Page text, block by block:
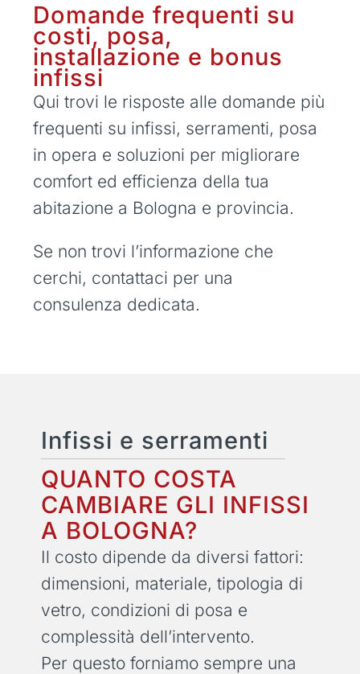
Domande frequenti su
costi, posa,
installazione e bonus
infissi
Qui trovi le risposte alle domande più
frequenti su infissi, serramenti, posa
in opera e soluzioni per migliorare
comfort ed efficienza della tua
abitazione a Bologna e provincia.
Se non trovi l’informazione che
cerchi, contattaci per una
consulenza dedicata.
Infissi e serramenti
QUANTO COSTA
CAMBIARE GLI INFISSI
A BOLOGNA?
Il costo dipende da diversi fattori:
dimensioni, materiale, tipologia di
vetro, condizioni di posa e
complessità dell’intervento.
Per questo forniamo sempre una